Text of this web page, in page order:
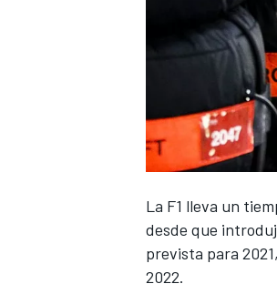
La F1 lleva un
desde que
prevista para
2022.